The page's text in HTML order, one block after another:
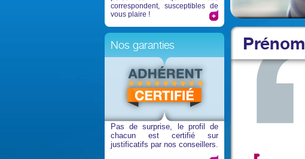
correspondent, susceptibles de
vous plaire !
Nos garanties
Pas de surprise, le profil de
chacun est certifié sur
justificatifs par nos conseillers.
Prénom